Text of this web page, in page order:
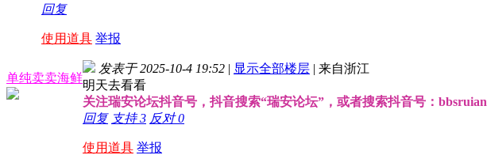
回复
使用道具 举报
单纯卖卖海鲜
发表于 2025-10-4 19:52 | 显示全部楼层 | 来自浙江
明天去看看
关注瑞安论坛抖音号，抖音搜索“瑞安论坛”，或者搜索抖音号：bbsruian
回复 支持3 反对0
使用道具 举报